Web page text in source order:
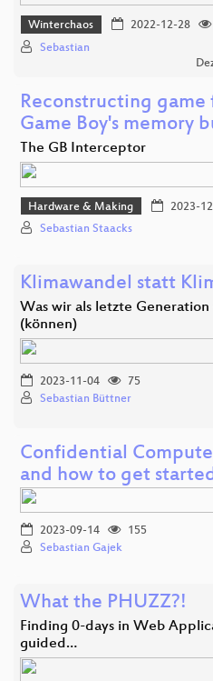
Winterchaos 2022-12-28
Sebastian
Reconstructing
Game Boy's memory
The GB Interceptor
Hardware & Making 2023-
Sebastian Staacks
Klimawandel statt
Was wir als letzte
(können)
2023-11-04
75
Sebastian Büttner
Confidential
and how to get
2023-09-14
155
Sebastian Gajek
What the PHUZZ?!
Finding 0-days in Web
guided…